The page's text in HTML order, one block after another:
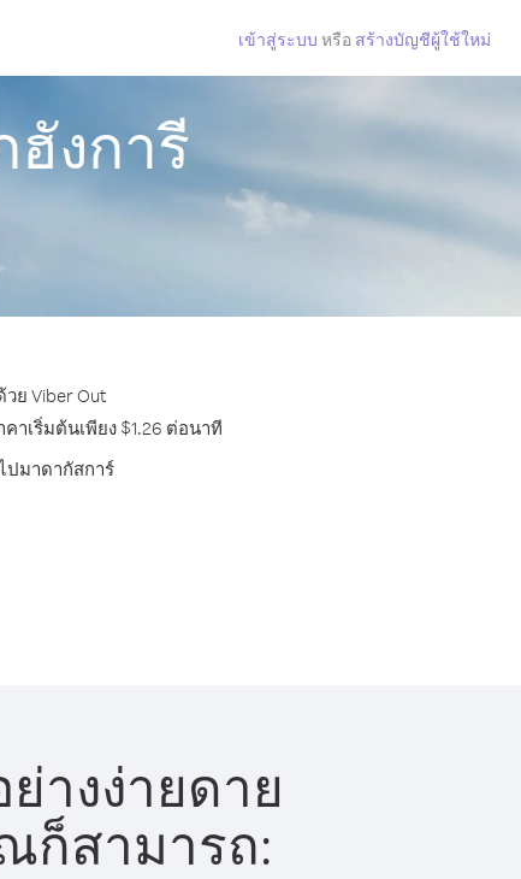
เข้าสู่ระบบ หรือ สร้างบัญชีผู้ใช้ใหม่
งการี
ย Viber Out
เริ่มต้นเพียง $1.26 ต่อนาที
ปมาดากัสการ์
างง่ายดาย
ก็สามารถ: